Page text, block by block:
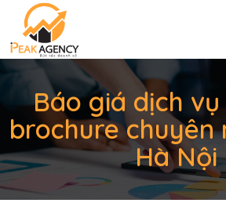
Báo giá dịch
brochure chuyên
Hà Nội